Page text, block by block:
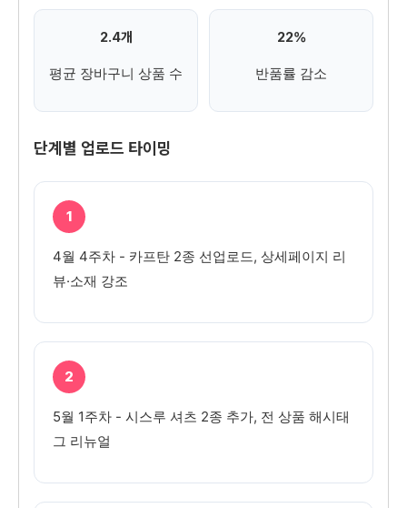
2.4개
평균 장바구니 상품 수
22%
반품률 감소
단계별 업로드 타이밍
1
4월 4주차 - 카프탄 2종 선업로드, 상세페이지 리
뷰·소재 강조
2
5월 1주차 - 시스루 셔츠 2종 추가, 전 상품 해시태
그 리뉴얼